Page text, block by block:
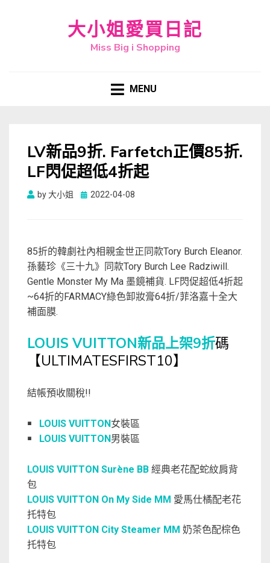
大小姐愛買日記
Miss Big i Shopping
MENU
LV新品9折. Farfetch正價85折.
LF閃促超低4折起
by大小姐
Posted
2022-04-08
85折的韓劇社內相親金世正同款Tory Burch Eleanor.
孫藝珍《三十九》同款Tory Burch Lee Radziwill.
Gentle Monster My Ma 墨鏡補貨. LF閃促超低4折起
~64折的FARMACY綠色卸妝膏64折/菲洛嘉十全大
補面膜.
LOUIS VUITTON新品上架9折碼
【ULTIMATESFIRST10】
結帳預收關稅!!
￭ LOUIS VUITTON 女裝區
￭
LOUIS VUITTON 男裝區
LOUIS VUITTON Surène BB 經典老花配蛇紋肩背
包
LOUIS VUITTON On My Side MM 愛馬仕橘配老花
托特包
LOUIS VUITTON City Steamer MM 奶茶色配棕色
托特包